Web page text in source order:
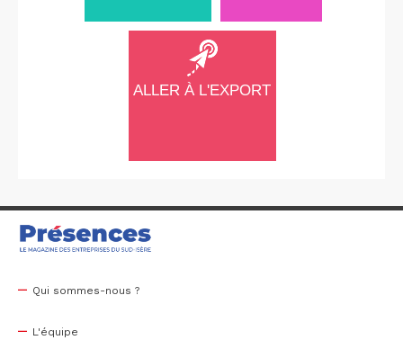
ALLER À L'EXPORT
Qui sommes-nous ?
L'équipe